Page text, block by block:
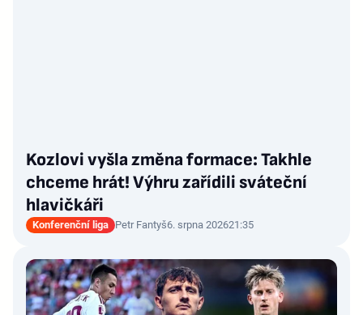
Kozlovi vyšla změna formace: Takhle
chceme hrát! Výhru zařídili sváteční
hlavičkáři
Konferenční liga Petr Fantyš6. srpna 202621:35